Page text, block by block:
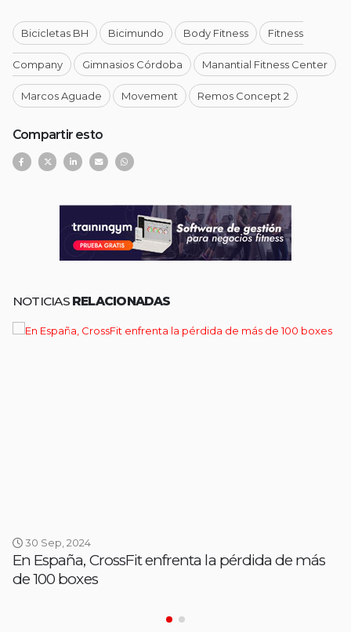
Bicicletas BH Bicimundo Body Fitness Fitness
Company Gimnasios Córdoba Manantial Fitness Center
Marcos Aguade Movement Remos Concept 2
Compartir esto
NOTICIAS RELACIONADAS
30 Sep, 2024
En España, CrossFit enfrenta la pérdida de más
de 100 boxes